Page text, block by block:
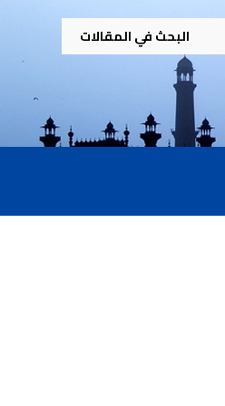
البحث في المقالات